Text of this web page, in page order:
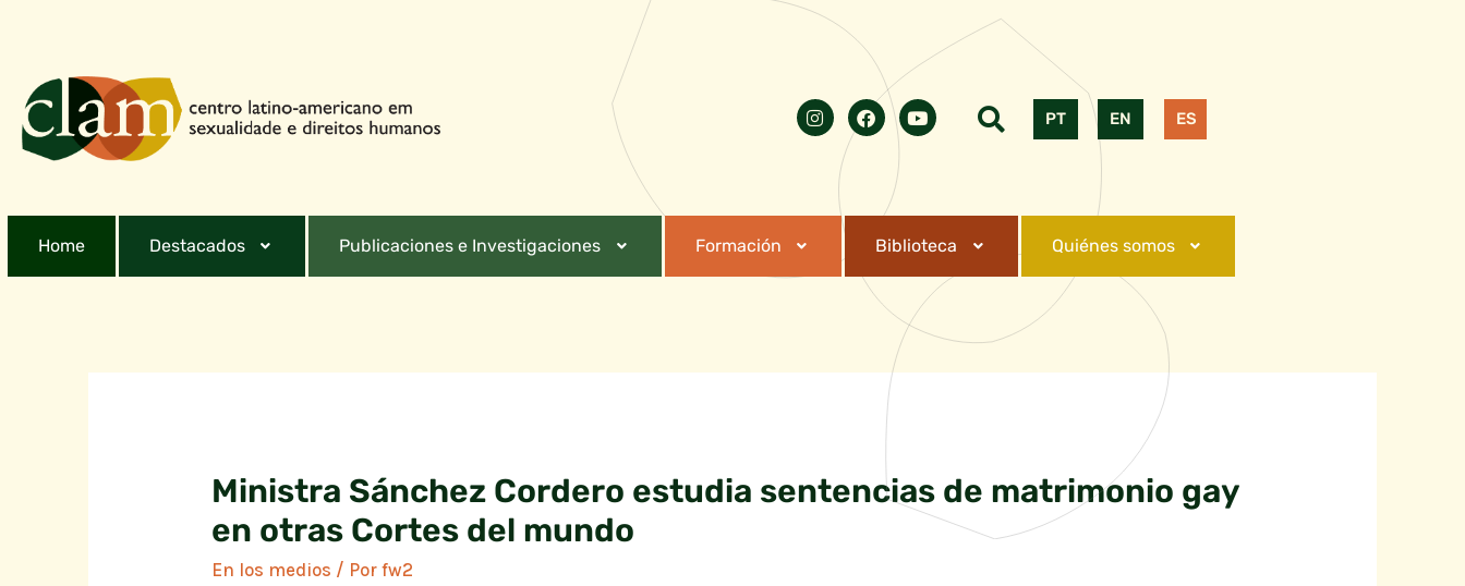
PT EN ES
Home Destacados Publicaciones e Investigaciones Formación Biblioteca Quiénes somos
Ministra Sánchez Cordero estudia sentencias de matrimonio gay
en otras Cortes del mundo
En los medios / Porfw2